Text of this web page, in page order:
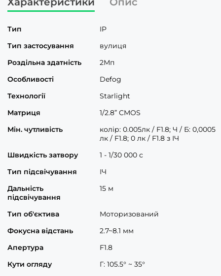
Тип
IP
Тип застосування
вулиця
Роздільна здатність
2Мп
Особливості
Defog
Технології
Starlight
Матриця
1/2.8” CMOS
Мін. чутливість
колір: 0.005лк / F1.8; Ч / Б: 0,0005
лк / F1.8; 0 лк / F1.8 з ІЧ
Швидкість затвору
1 - 1/30 000 с
Тип підсвічування
ІЧ
Дальність
підсвічування
15 м
Тип об'єктива
Моторизований
Фокусна відстань
2.7~8.1 мм
Апертура
F1.8
Кути огляду
Г: 105.5° ~ 35°